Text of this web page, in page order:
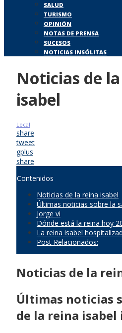
SALUD
TURISMO
OPINIÓN
NOTAS DE PRENSA
SUCESOS
NOTICIAS INSÓLITAS
Noticias de
isabel
Local
share
tweet
gplus
share
Contenidos
Noticias de la reina isabel
Últimas noticias sobre la
Jorge vi
Dónde está la reina hoy
La reina isabel
Post Relacionados:
Noticias de la
Últimas noticias
de la reina isabel